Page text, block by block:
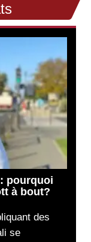
pourquoi
à bout?
des
se